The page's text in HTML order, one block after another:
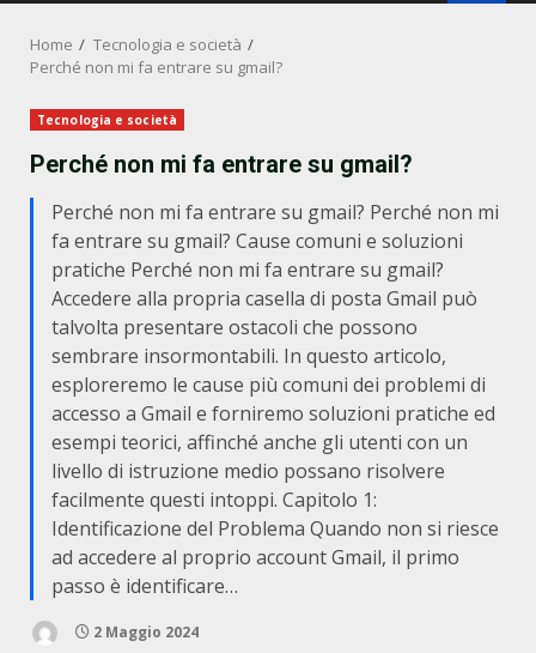
Home
Tecnologia e società
Perché non mi fa entrare su gmail?
Tecnologia e società
Perché non mi fa entrare su gmail?
Perché non mi fa entrare su gmail? Perché non mi
fa entrare su gmail? Cause comuni e soluzioni
pratiche Perché non mi fa entrare su gmail?
Accedere alla propria casella di posta Gmail può
talvolta presentare ostacoli che possono
sembrare insormontabili. In questo articolo,
esploreremo le cause più comuni dei problemi di
accesso a Gmail e forniremo soluzioni pratiche ed
esempi teorici, affinché anche gli utenti con un
livello di istruzione medio possano risolvere
facilmente questi intoppi. Capitolo 1:
Identificazione del Problema Quando non si riesce
ad accedere al proprio account Gmail, il primo
passo è identificare…
2 Maggio 2024